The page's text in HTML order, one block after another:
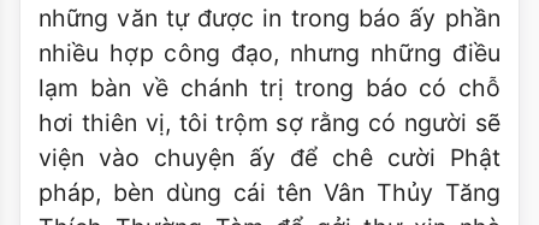
những văn tự được in trong báo ấy phần
nhiều hợp công đạo, nhưng những điều
lạm bàn về chánh trị trong báo có chỗ
hơi thiên vị, tôi trộm sợ rằng có người sẽ
viện vào chuyện ấy để chê cười Phật
pháp, bèn dùng cái tên Vân Thủy Tăng